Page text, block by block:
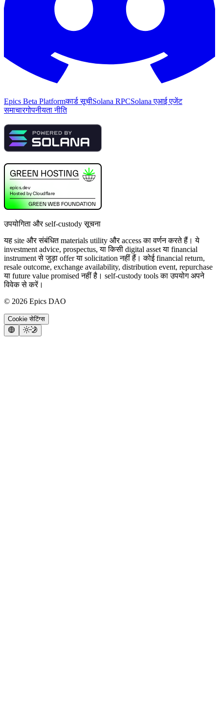
Epics Beta Platformकार्ड सूचीSolana RPCSolana एआई एजेंट
समाचारगोपनीयता नीति
उपयोगिता और self-custody सूचना
यह site और संबंधित materials utility और access का वर्णन करते हैं। ये
investment advice, prospectus, या किसी digital asset या financial
instrument से जुड़ा offer या solicitation नहीं हैं। कोई financial return,
resale outcome, exchange availability, distribution event, repurchase
या future value promised नहीं है। self-custody tools का उपयोग अपने
विवेक से करें।
© 2026 Epics DAO
Cookie सेटिंग्स